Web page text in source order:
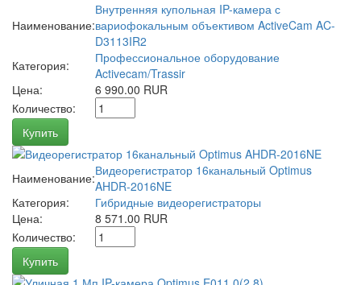
Наименование:
Внутренняя купольная IP-камера с
вариофокальным объективом ActiveCam AC-
D3113IR2
Категория:
Профессиональное оборудование
Activecam/Trassir
Цена:
6 990.00 RUR
Количество:
Купить
Наименование:Видеорегистратор 16канальный Optimus
AHDR-2016NE
Категория:
Гибридные видеорегистраторы
Цена:
8 571.00 RUR
Количество:
Купить